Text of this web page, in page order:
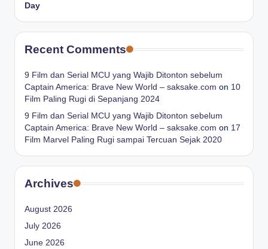
Day
Recent Comments
9 Film dan Serial MCU yang Wajib Ditonton sebelum
Captain America: Brave New World – saksake.com on 10
Film Paling Rugi di Sepanjang 2024
9 Film dan Serial MCU yang Wajib Ditonton sebelum
Captain America: Brave New World – saksake.com on 17
Film Marvel Paling Rugi sampai Tercuan Sejak 2020
Archives
August 2026
July 2026
June 2026